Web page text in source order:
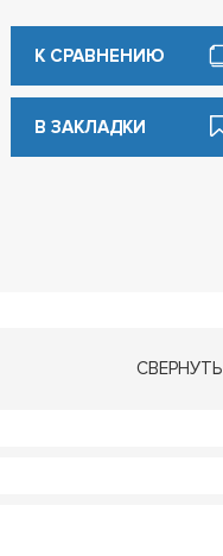
К СРАВНЕНИЮ
В ЗАКЛАДКИ
СВЕРНУТЬ